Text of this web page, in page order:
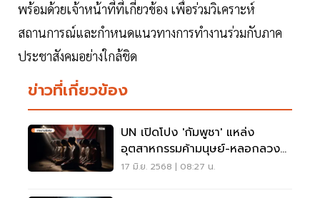
พร้อมด้วยเจ้าหน้าที่ที่เกี่ยวข้อง เพื่อร่วมวิเคราะห์
สถานการณ์และกำหนดแนวทางการทำงานร่วมกับภาค
ประชาสังคมอย่างใกล้ชิด
ข่าวที่เกี่ยวข้อง
UN เปิดโปง 'กัมพูชา' แหล่ง
อุตสาหกรรมค้ามนุษย์-หลอกลวง
ออนไลน์
17 มิ.ย. 2568 | 08:27 น.